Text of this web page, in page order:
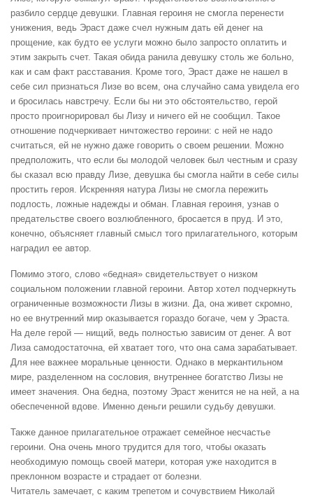
разбило сердце девушки. Главная героиня не смогла перенести
унижения, ведь Эраст даже счел нужным дать ей денег на
прощение, как будто ее услуги можно было запросто оплатить и
этим закрыть счет. Такая обида ранила девушку столь же больно,
как и сам факт расставания. Кроме того, Эраст даже не нашел в
себе сил признаться Лизе во всем, она случайно сама увидела его
и бросилась навстречу. Если бы ни это обстоятельство, герой
просто проигнорировал бы Лизу и ничего ей не сообщил. Такое
отношение подчеркивает ничтожество героини: с ней не надо
считаться, ей не нужно даже говорить о своем решении. Можно
предположить, что если бы молодой человек был честным и сразу
бы сказал всю правду Лизе, девушка бы смогла найти в себе силы
простить героя. Искренняя натура Лизы не смогла пережить
подлость, ложные надежды и обман. Главная героиня, узнав о
предательстве своего возлюбленного, бросается в пруд. И это,
конечно, объясняет главный смысл того прилагательного, которым
наградил ее автор.
Помимо этого, слово «бедная» свидетельствует о низком
социальном положении главной героини. Автор хотел подчеркнуть
ограниченные возможности Лизы в жизни. Да, она живет скромно,
но ее внутренний мир оказывается гораздо богаче, чем у Эраста.
На деле герой — нищий, ведь полностью зависим от денег. А вот
Лиза самодостаточна, ей хватает того, что она сама зарабатывает.
Для нее важнее моральные ценности. Однако в меркантильном
мире, разделенном на сословия, внутреннее богатство Лизы не
имеет значения. Она бедна, поэтому Эраст женится не на ней, а на
обеспеченной вдове. Именно деньги решили судьбу девушки.
Также данное прилагательное отражает семейное несчастье
героини. Она очень много трудится для того, чтобы оказать
необходимую помощь своей матери, которая уже находится в
преклонном возрасте и страдает от болезни.
Читатель замечает, с каким трепетом и сочувствием Николай